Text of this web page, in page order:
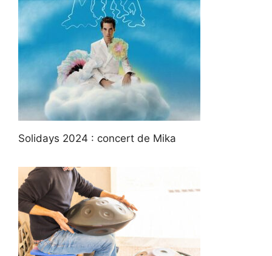
Solidays 2024 : concert de Mika